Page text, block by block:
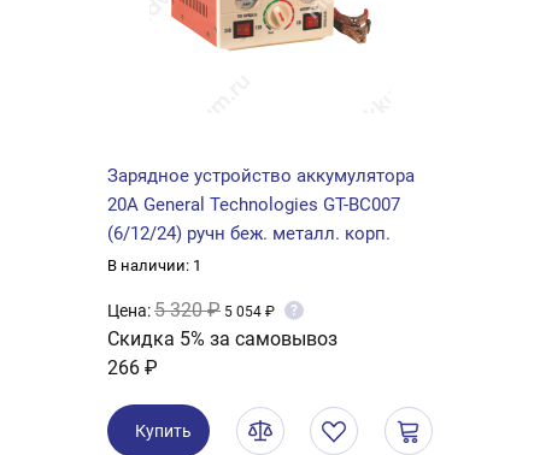
Зарядное устройство аккумулятора
20А General Technologies GT-BC007
(6/12/24) ручн беж. металл. корп.
В наличии: 1
Цена:5 320 ₽ 5 054 ₽ ?
Скидка 5% за самовывоз
266 ₽
Купить